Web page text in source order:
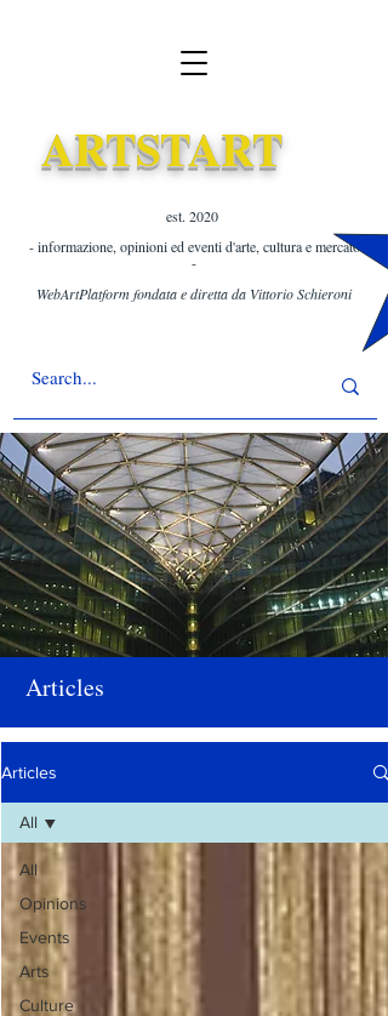
ARTSTART
est. 2020 ​
- informazione, opinioni ed eventi d'arte, cultura e mercato
-
WebArtPlatform fondata e diretta da Vittorio Schieroni
Articles
Articles
All
Opinions
Events
Arts
Culture
All